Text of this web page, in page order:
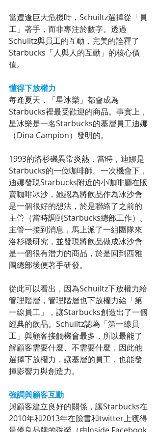
當遭逢巨大危機時，Schuiltz選擇從「員
工」著手，而非專注於數字。透過
Schuiltz與員工的互動，完美的詮釋了
Starbucks「人與人的互動」的核心價
值。
懂得下放權力
每逢夏天，「星冰樂」都會成為
Starbucks裡最受歡迎的商品。事實上，
星冰樂是一名Starbucks的基層員工迪娜
（Dina Campion）發明的。
1993的洛杉磯異常炎熱，當時，迪娜是
Starbucks的一位咖啡師。一次機會下，
迪娜發現Starbucks附近的小咖啡廳在販
賣咖啡冰沙，她認為將飲品作為冰沙會
是一個很好的想法，於是聯絡了之前的
主管（當時調到Starbucks總部工作）。
主管一接到消息，馬上派了一組團隊來
洛杉磯研究，並發現將飲品做成冰沙會
是一個很有潛力的商品，於是回到西雅
圖總部後便著手研發。
從此可以看出，因為Schuiltz下放權力給
管理階層，管理階層也下放權力給「第
一線員工」，讓Starbucks創造出了一個
經典的飲品。Schuiltz認為「第一線員
工」與顧客接觸機會最多，所以最能了
解顧客需要什麼、不需要什麼，因此他
選擇下放權力，讓基層的員工，也能發
揮影響力與創造力。
強調與顧客互動
與顧客建立良好的關係，讓Starbucks在
2010年和2013年在臉書和twitter上獲得